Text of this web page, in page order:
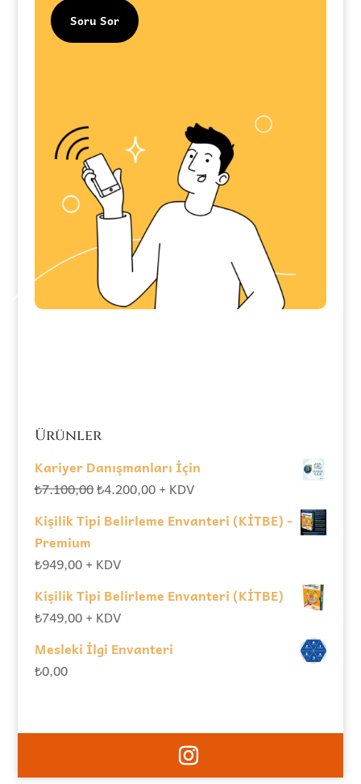
Soru Sor
Ürünler
Kariyer Danışmanları İçin
₺7.100,00Orijinal
₺7.100,00.
₺4.200,00Şu
fiyat:
+ KDV
Kişilik Tipi Belirleme Envanteri (KİTBE) -
Premium
₺949,00 + KDV
Kişilik Tipi Belirleme Envanteri (KİTBE)
₺749,00 + KDV
Mesleki İlgi Envanteri
₺0,00